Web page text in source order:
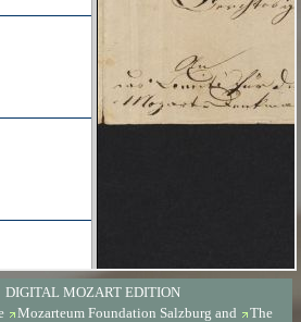
DIGITAL MOZART EDITION
Mozarteum Foundation Salzburg and The